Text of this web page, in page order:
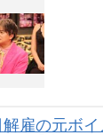
雇の元ボ